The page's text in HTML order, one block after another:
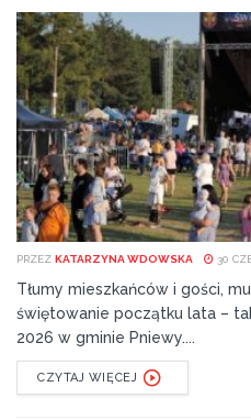
PRZEZ KATARZYNA WDOWSKA 30
Tłumy mieszkańców i gości,
świętowanie początku lata –
2026 w gminie Pniewy....
CZYTAJ WIĘCEJ